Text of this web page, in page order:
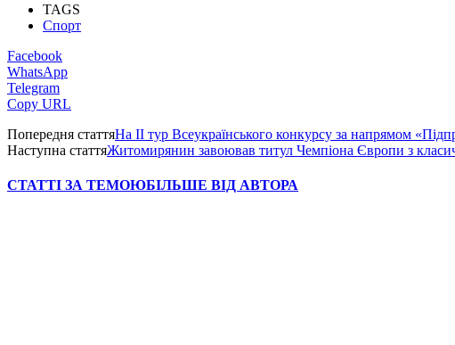
TAGS
Спорт
Facebook
WhatsApp
Telegram
Copy URL
Попередня статтяНа ІІ тур Всеукраїнського конкурсу за напрямом
Наступна статтяЖитомирянин завоював титул Чемпіона Європи з
СТАТТІ ЗА ТЕМОЮБІЛЬШЕ ВІД АВТОРА